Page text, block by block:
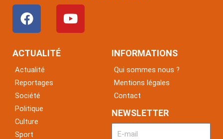
F
a
c
e
o
o
k
Y
o
u
ACTUALITÉ
Actualité
Reportages
Société
Politique
Culture
Sport
INFORMATIONS
Qui sommes nous ?
Mentions légales
Contact
NEWSLETTER